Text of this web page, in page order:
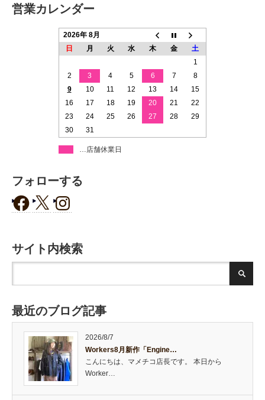
営業カレンダー
2026年 8月
日
月 火 水 木 金
土
1
2
3 4 5 6 7
8
9
10 11 12 13 14
15
16
17 18 19 20 21
22
23
24 25 26 27 28
29
30
31
…店舗休業日
フォローする
サイト内検索
最近のブログ記事
2026/8/7
Workers8月新作「Engine…
こんにちは、マメチコ店長です。 本日から
Worker…